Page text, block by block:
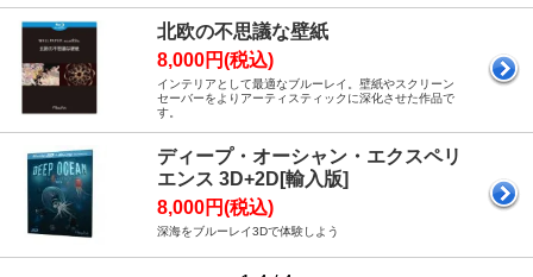
北欧の不思議な壁紙
8,000円(税込)
インテリアとして最適なブルーレイ。壁紙やスクリーン
セーバーをよりアーティスティックに深化させた作品で
す。
ディープ・オーシャン・エクスペリ
エンス 3D+2D[輸入版]
8,000円(税込)
深海をブルーレイ3Dで体験しよう